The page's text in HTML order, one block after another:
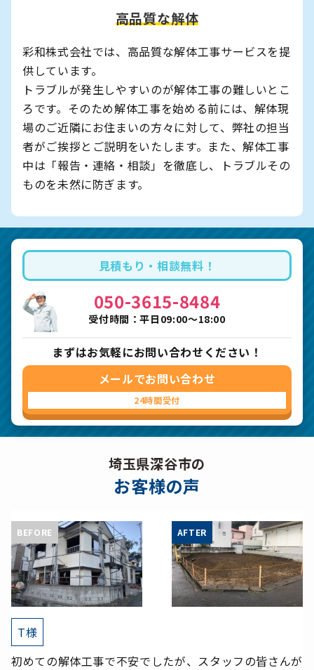
高品質な解体
彩和株式会社では、高品質な解体工事サービスを提
供しています。
トラブルが発生しやすいのが解体工事の難しいとこ
ろです。そのため解体工事を始める前には、解体現
場のご近隣にお住まいの方々に対して、弊社の担当
者がご挨拶とご説明をいたします。また、解体工事
中は「報告・連絡・相談」を徹底し、トラブルその
ものを未然に防ぎます。
見積もり・相談無料！
050-3615-8484
受付時間：平日09:00〜18:00
まずはお気軽にお問い合わせください！
メールでお問い合わせ
24時間受付
埼玉県深谷市の
お客様の声
T様
初めての解体工事で不安でしたが、スタッフの皆さんが